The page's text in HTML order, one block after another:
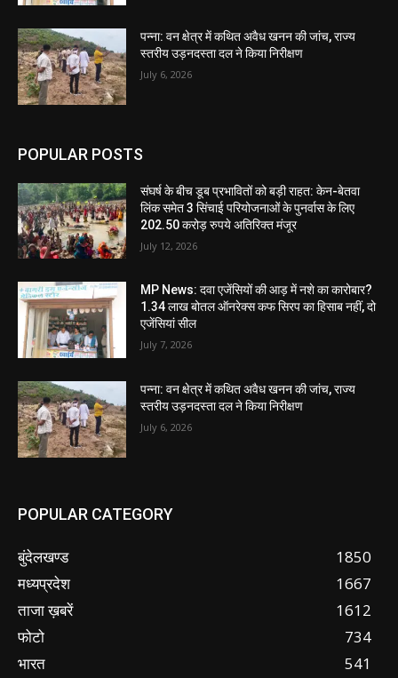
पन्ना: वन क्षेत्र में कथित अवैध खनन की जांच, राज्य
स्तरीय उड़नदस्ता दल ने किया निरीक्षण
July 6, 2026
POPULAR POSTS
संघर्ष के बीच डूब प्रभावितों को बड़ी राहत: केन-बेतवा
लिंक समेत 3 सिंचाई परियोजनाओं के पुनर्वास के लिए
202.50 करोड़ रुपये अतिरिक्त मंजूर
July 12, 2026
MP News: दवा एजेंसियों की आड़ में नशे का कारोबार?
1.34 लाख बोतल ऑनरेक्स कफ सिरप का हिसाब नहीं, दो
एजेंसियां सील
July 7, 2026
पन्ना: वन क्षेत्र में कथित अवैध खनन की जांच, राज्य
स्तरीय उड़नदस्ता दल ने किया निरीक्षण
July 6, 2026
POPULAR CATEGORY
बुंदेलखण्ड
1850
मध्यप्रदेश
1667
ताजा ख़बरें
1612
फोटो
734
भारत
541